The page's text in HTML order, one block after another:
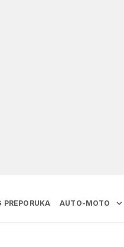
PREPORUKA AUTO-MOTO